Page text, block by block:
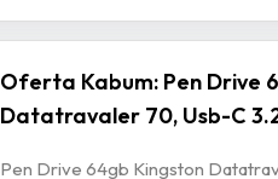
Oferta Kabum: Pen Drive
Datatravaler 70, Usb-C
Pen Drive 64gb Kingston